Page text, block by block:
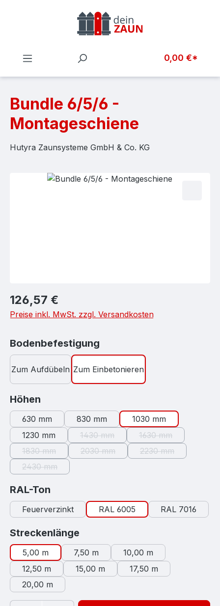
Zum Hauptinhalt springen
0,00 €*
Bundle 6/5/6 -
Montageschiene
Hutyra Zaunsysteme GmbH & Co. KG
Bildergalerie überspringen
Regulärer Preis:
126,57 €
Preise inkl. MwSt. zzgl. Versandkosten
Bodenbefestigung
Zum Aufdübeln Zum Einbetonieren
Höhen
630 mm 830 mm
1030 mm
1230 mm
1430 mm
(Diese Option ist zurzeit nicht
1630 mm
(Diese Option ist
1830 mm
(Diese Option ist zurzeit nicht verfügbar.)
2030 mm
(Diese Option ist zurzeit nicht
2230 mm
(Diese Option ist
2430 mm
(Diese Option ist zurzeit nicht verfügbar.)
RAL-Ton
Feuerverzinkt RAL 6005 RAL 7016
Streckenlänge
5,00 m 7,50 m
10,00 m
12,50 m
15,00 m
17,50 m
20,00 m